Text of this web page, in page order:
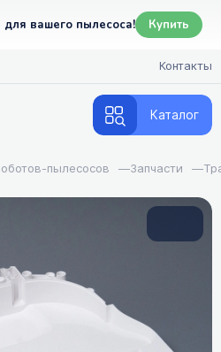
для вашего пылесоса! Купить
Контакты
Каталог
пылесосов —Запчасти —